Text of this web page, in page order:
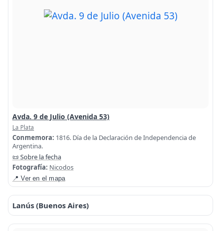
Avda. 9 de Julio (Avenida 53)
La Plata
Conmemora: 1816. Día de la Declaración de Independencia de
Argentina.
📜 Sobre la fecha
Fotografía: Nicodos
📍 Ver en el mapa
Lanús (Buenos Aires)